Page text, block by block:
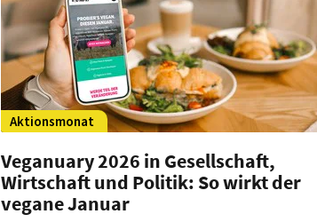
Aktionsmonat
Veganuary 2026 in Gesellschaft,
Wirtschaft und Politik: So wirkt der
vegane Januar